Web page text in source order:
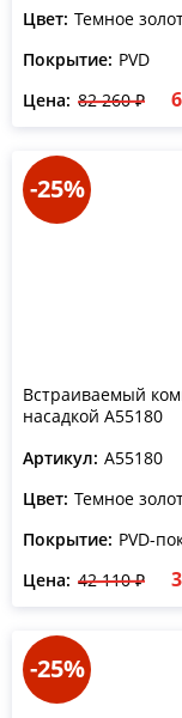
Цвет: Темное
Покрытие: PVD
Цена: 82 260 ₽
-25%
Встраиваемый
насадкой A55180
Артикул: A55180
Цвет: Темное
Покрытие: PVD-
Цена: 42 110 ₽
-25%